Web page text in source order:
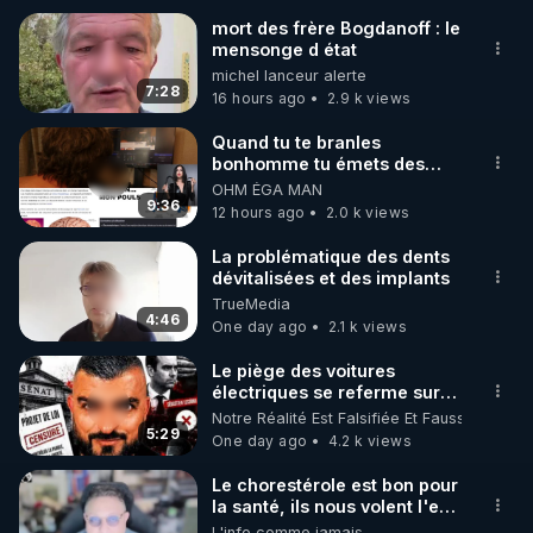
🌱 INSTAGRAM
https://www.instagram.com/rdlr_thierrycasasnovas/
http://rgnr.li/instagram
🌱 LA NEWSLETTER
Pour ne pas rater l’actualité RGNR (stages,
http://rgnr.li/news
🌱 VIDÉOS NON CENSURÉES SUR ODYSEE
Toutes les vidéos Youtube sont aussi sur la
http://rgnr.li/odysee
🌱 LES STAGES EN PRÉSENTIEL
7:28
mort des frère Bogdanoff : le
mensonge d état
michel lanceur alerte
16 hours ago
2.9 k views
9:36
Quand tu te branles
bonhomme tu émets des
ondes ils ont juste omis de
t'expliquer
OHM ÉGA MAN
12 hours ago
2.0 k views
4:46
La problématique des dents
dévitalisées et des implants
TrueMedia
One day ago
2.1 k views
5:29
Le piège des voitures
électriques se referme sur
les usagers !
Notre Réalité Est Falsifiée Et Fausse
One day ago
4.2 k views
Le chorestérole est bon pour
la santé, ils nous volent l'eau
! 😒🤢😡